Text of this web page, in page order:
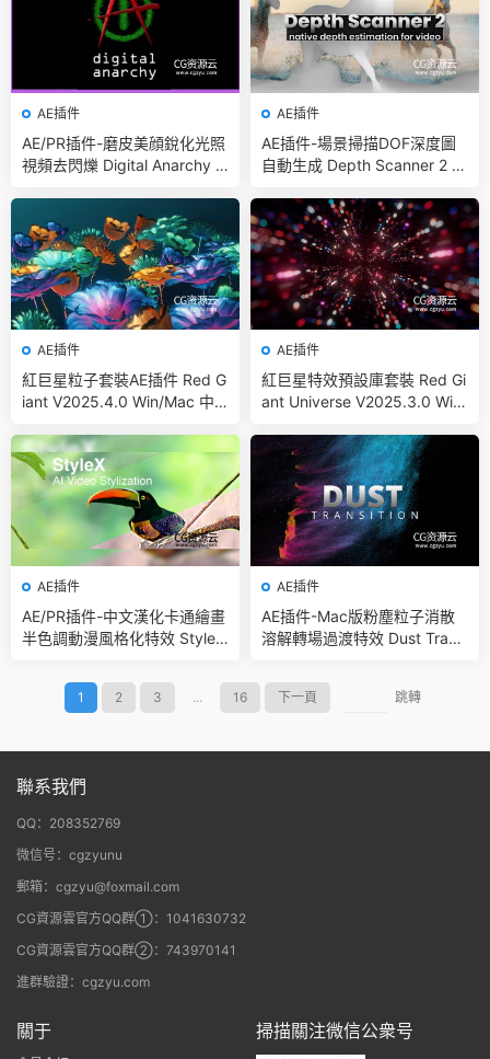
AE插件
AE/PR插件-磨皮美顔銳化光照
視頻去閃爍 Digital Anarchy B
Sharpen
AE插件
AE插件-場景掃描DOF深度圖
自動生成 Depth Scanner 2 v
AE插件
紅巨星粒子套裝AE插件 Red G
iant V2025.4.0 Win/Mac 中
+ Magic Bullet + VFX Suit
AE插件
紅巨星特效預設庫套裝 Red Gi
ant Universe V2025.3.0 Win/
AE插件
AE/PR插件-中文漢化卡通繪畫
半色調動漫風格化特效 StyleX
AE插件
AE插件-Mac版粉塵粒子消散
溶解轉場過渡特效 Dust Transi
1 2 3 ... 16 下一頁 跳轉
聯系我們
QQ：208352769
微信号：cgzyunu
郵箱：cgzyu@foxmail.com
CG資源雲官方QQ群①：1041630732
CG資源雲官方QQ群②：743970141
進群驗證：cgzyu.com
關于 掃描關注微信公衆号